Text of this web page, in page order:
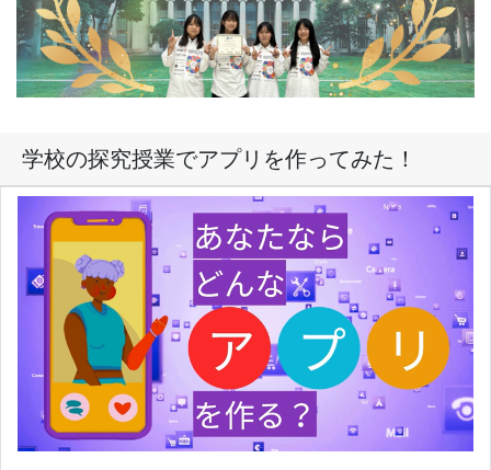
ほんの一部ですが、昨年度羽咋高校１年生が開発したアプ
リを動画にしました。「詳細ボタン」をクリックして、ご
覧ください！
いいね 14 詳細
新着情報 ーNEWSー
2026/08/06
県内の中高教員を対象に「アプリ開発体験研修会」を開催しました